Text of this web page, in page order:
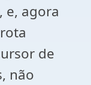
e, agora
de
não